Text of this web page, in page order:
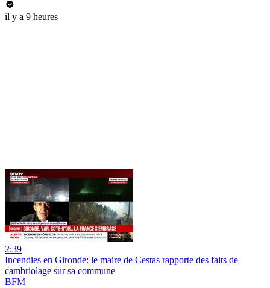
il y a 9 heures
2:39
Incendies en Gironde: le maire de Cestas rapporte des faits de
cambriolage sur sa commune
BFM